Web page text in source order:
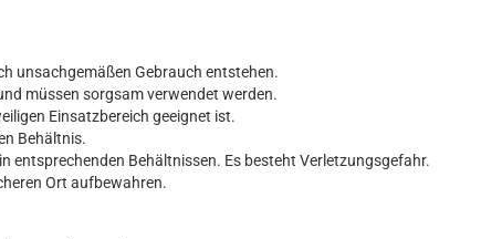
unsachgemäßen Gebrauch entstehen.
müssen sorgsam verwendet werden.
Einsatzbereich geeignet ist.
Behältnis.
entsprechenden Behältnissen. Es besteht Verletzungsgefahr.
Ort aufbewahren.